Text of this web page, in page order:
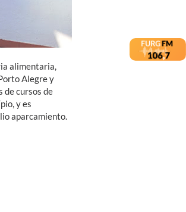
alimentaria,
Alegre y
de cursos de
y es
aparcamiento.